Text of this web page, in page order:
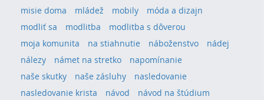
misie doma
mládež mobily
móda a dizajn
modliť sa
modlitba
modlitba s dôverou
moja komunita
na stiahnutie náboženstvo
nádej
nálezy
námet na stretko
napomínanie
naše skutky
naše zásluhy
nasledovanie
nasledovanie krista
návod
návod na štúdium